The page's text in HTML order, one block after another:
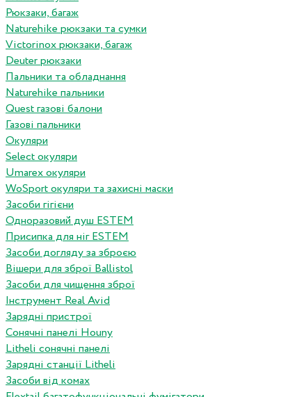
Рюкзаки, багаж
Naturehike рюкзаки та сумки
Victorinox рюкзаки, багаж
Deuter рюкзаки
Пальники та обладнання
Naturehike пальники
Quest газові балони
Газові пальники
Окуляри
Select окуляри
Umarex окуляри
WoSport окуляри та захисні маски
Засоби гігієни
Одноразовий душ ESTEM
Присипка для ніг ESTEM
Засоби догляду за зброєю
Вішери для зброї Ballistol
Засоби для чищення зброї
Інструмент Real Avid
Зарядні пристрої
Сонячні панелі Houny
Litheli сонячні панелі
Зарядні станції Litheli
Засоби від комах